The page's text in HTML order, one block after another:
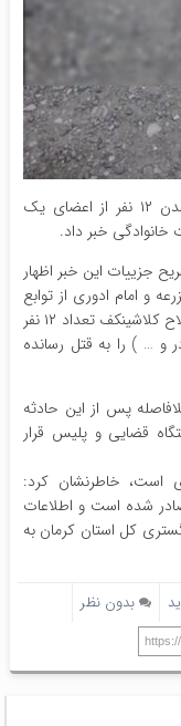
رئیس کل دادگستری استان کرمان از کشته شدن ۱۲ نفر از اعضای یک
خانوادگی خبر داد.
جزییات این خبر اظهار
در روستای مزرعه و امام ادوری از توابع
شهرستان فاریاب با انگیزه اختلاف خانوادگی با سلاح کلاشینکف تعداد ۱۲ نفر
و … ) را به قتل رسانده
پس از این حادثه
قضایی و پلیس قرار
است، خاطرنشان کرد:
شده است و اطلاعات
کل استان کرمان به
بدون نظر